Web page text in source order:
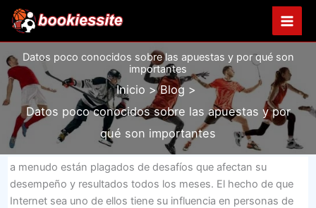
contenido
Datos poco conocidos sobre las apuestas y por qué son
importantes
Inicio
Blog
Datos poco conocidos sobre las apuestas y por
qué son importantes
a menudo están plagados de desafíos que afectan su
desempeño y resultados todos los meses. El hecho de que
Internet sea uno de ellos tiene su influencia en personas de